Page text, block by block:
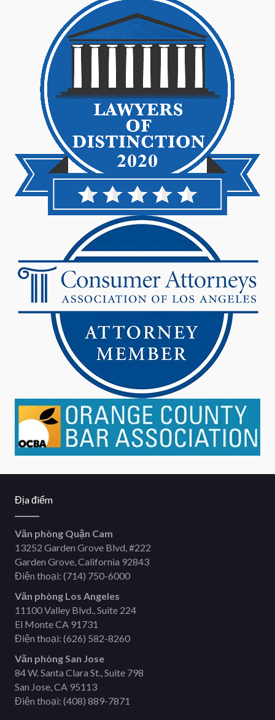
Địa điểm
Văn phòng Quận Cam
13252 Garden Grove Blvd, #222
Garden Grove, California 92843
Điện thoại: (714) 750-6000
Văn phòng Los Angeles
11100 Valley Blvd., Suite 224
El Monte CA 91731
Điện thoại: (626) 582-8260
Văn phòng San Jose
84 W. Santa Clara St., Suite 798
San Jose, CA 95113
Điện thoại: (408) 889-7871